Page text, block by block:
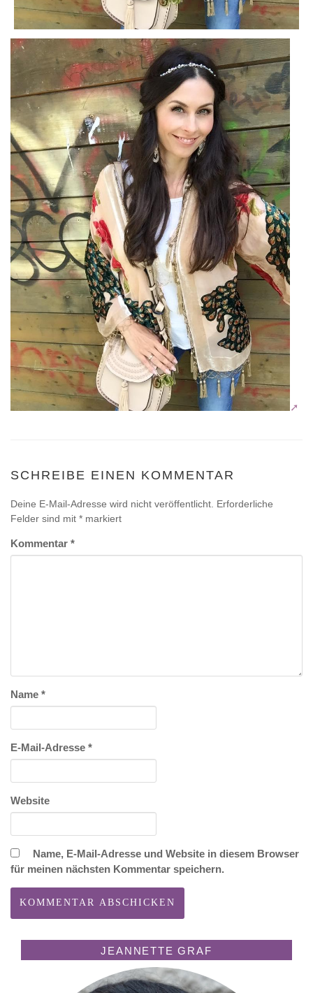
SCHREIBE EINEN KOMMENTAR
Deine E-Mail-Adresse wird nicht veröffentlicht. Erforderliche
Felder sind mit * markiert
Kommentar *
Name *
E-Mail-Adresse *
Website
Name, E-Mail-Adresse und Website in diesem Browser
für meinen nächsten Kommentar speichern.
JEANNETTE GRAF